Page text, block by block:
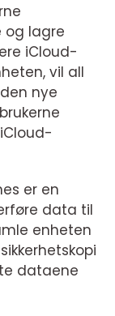
og lagre
iCloud-
vil all
nye
er en
data til
enheten
dataene